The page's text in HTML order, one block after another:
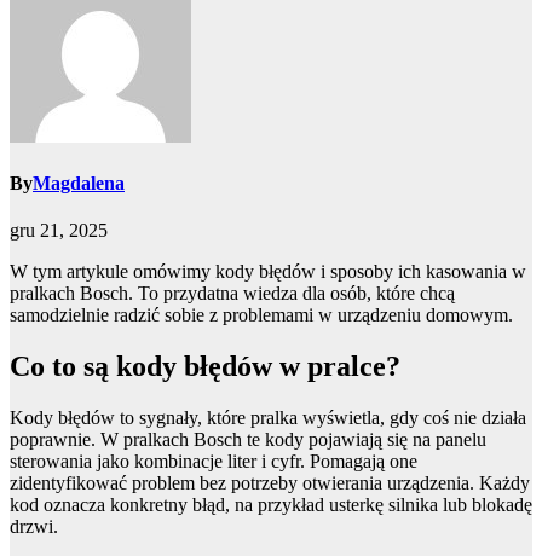
ByMagdalena
gru 21, 2025
W tym artykule omówimy kody błędów i sposoby ich kasowania w
pralkach Bosch. To przydatna wiedza dla osób, które chcą
samodzielnie radzić sobie z problemami w urządzeniu domowym.
Co to są kody błędów w pralce?
Kody błędów to sygnały, które pralka wyświetla, gdy coś nie działa
poprawnie. W pralkach Bosch te kody pojawiają się na panelu
sterowania jako kombinacje liter i cyfr. Pomagają one
zidentyfikować problem bez potrzeby otwierania urządzenia. Każdy
kod oznacza konkretny błąd, na przykład usterkę silnika lub blokadę
drzwi.